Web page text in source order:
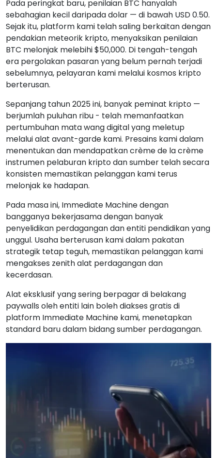
Pada peringkat baru, penilaian BTC hanyalah
sebahagian kecil daripada dolar — di bawah USD 0.50.
Sejak itu, platform kami telah saling berkaitan dengan
pendakian meteorik kripto, menyaksikan penilaian
BTC melonjak melebihi $50,000. Di tengah-tengah
era pergolakan pasaran yang belum pernah terjadi
sebelumnya, pelayaran kami melalui kosmos kripto
berterusan.
Sepanjang tahun 2025 ini, banyak peminat kripto —
berjumlah puluhan ribu - telah memanfaatkan
pertumbuhan mata wang digital yang meletup
melalui alat avant-garde kami. Presains kami dalam
menentukan dan mendapatkan crème de la crème
instrumen pelaburan kripto dan sumber telah secara
konsisten memastikan pelanggan kami terus
melonjak ke hadapan.
Pada masa ini, Immediate Machine dengan
bangganya bekerjasama dengan banyak
penyelidikan perdagangan dan entiti pendidikan yang
unggul. Usaha berterusan kami dalam pakatan
strategik tetap teguh, memastikan pelanggan kami
mengakses zenith alat perdagangan dan
kecerdasan.
Alat eksklusif yang sering berpagar di belakang
paywalls oleh entiti lain boleh diakses gratis di
platform Immediate Machine kami, menetapkan
standard baru dalam bidang sumber perdagangan.